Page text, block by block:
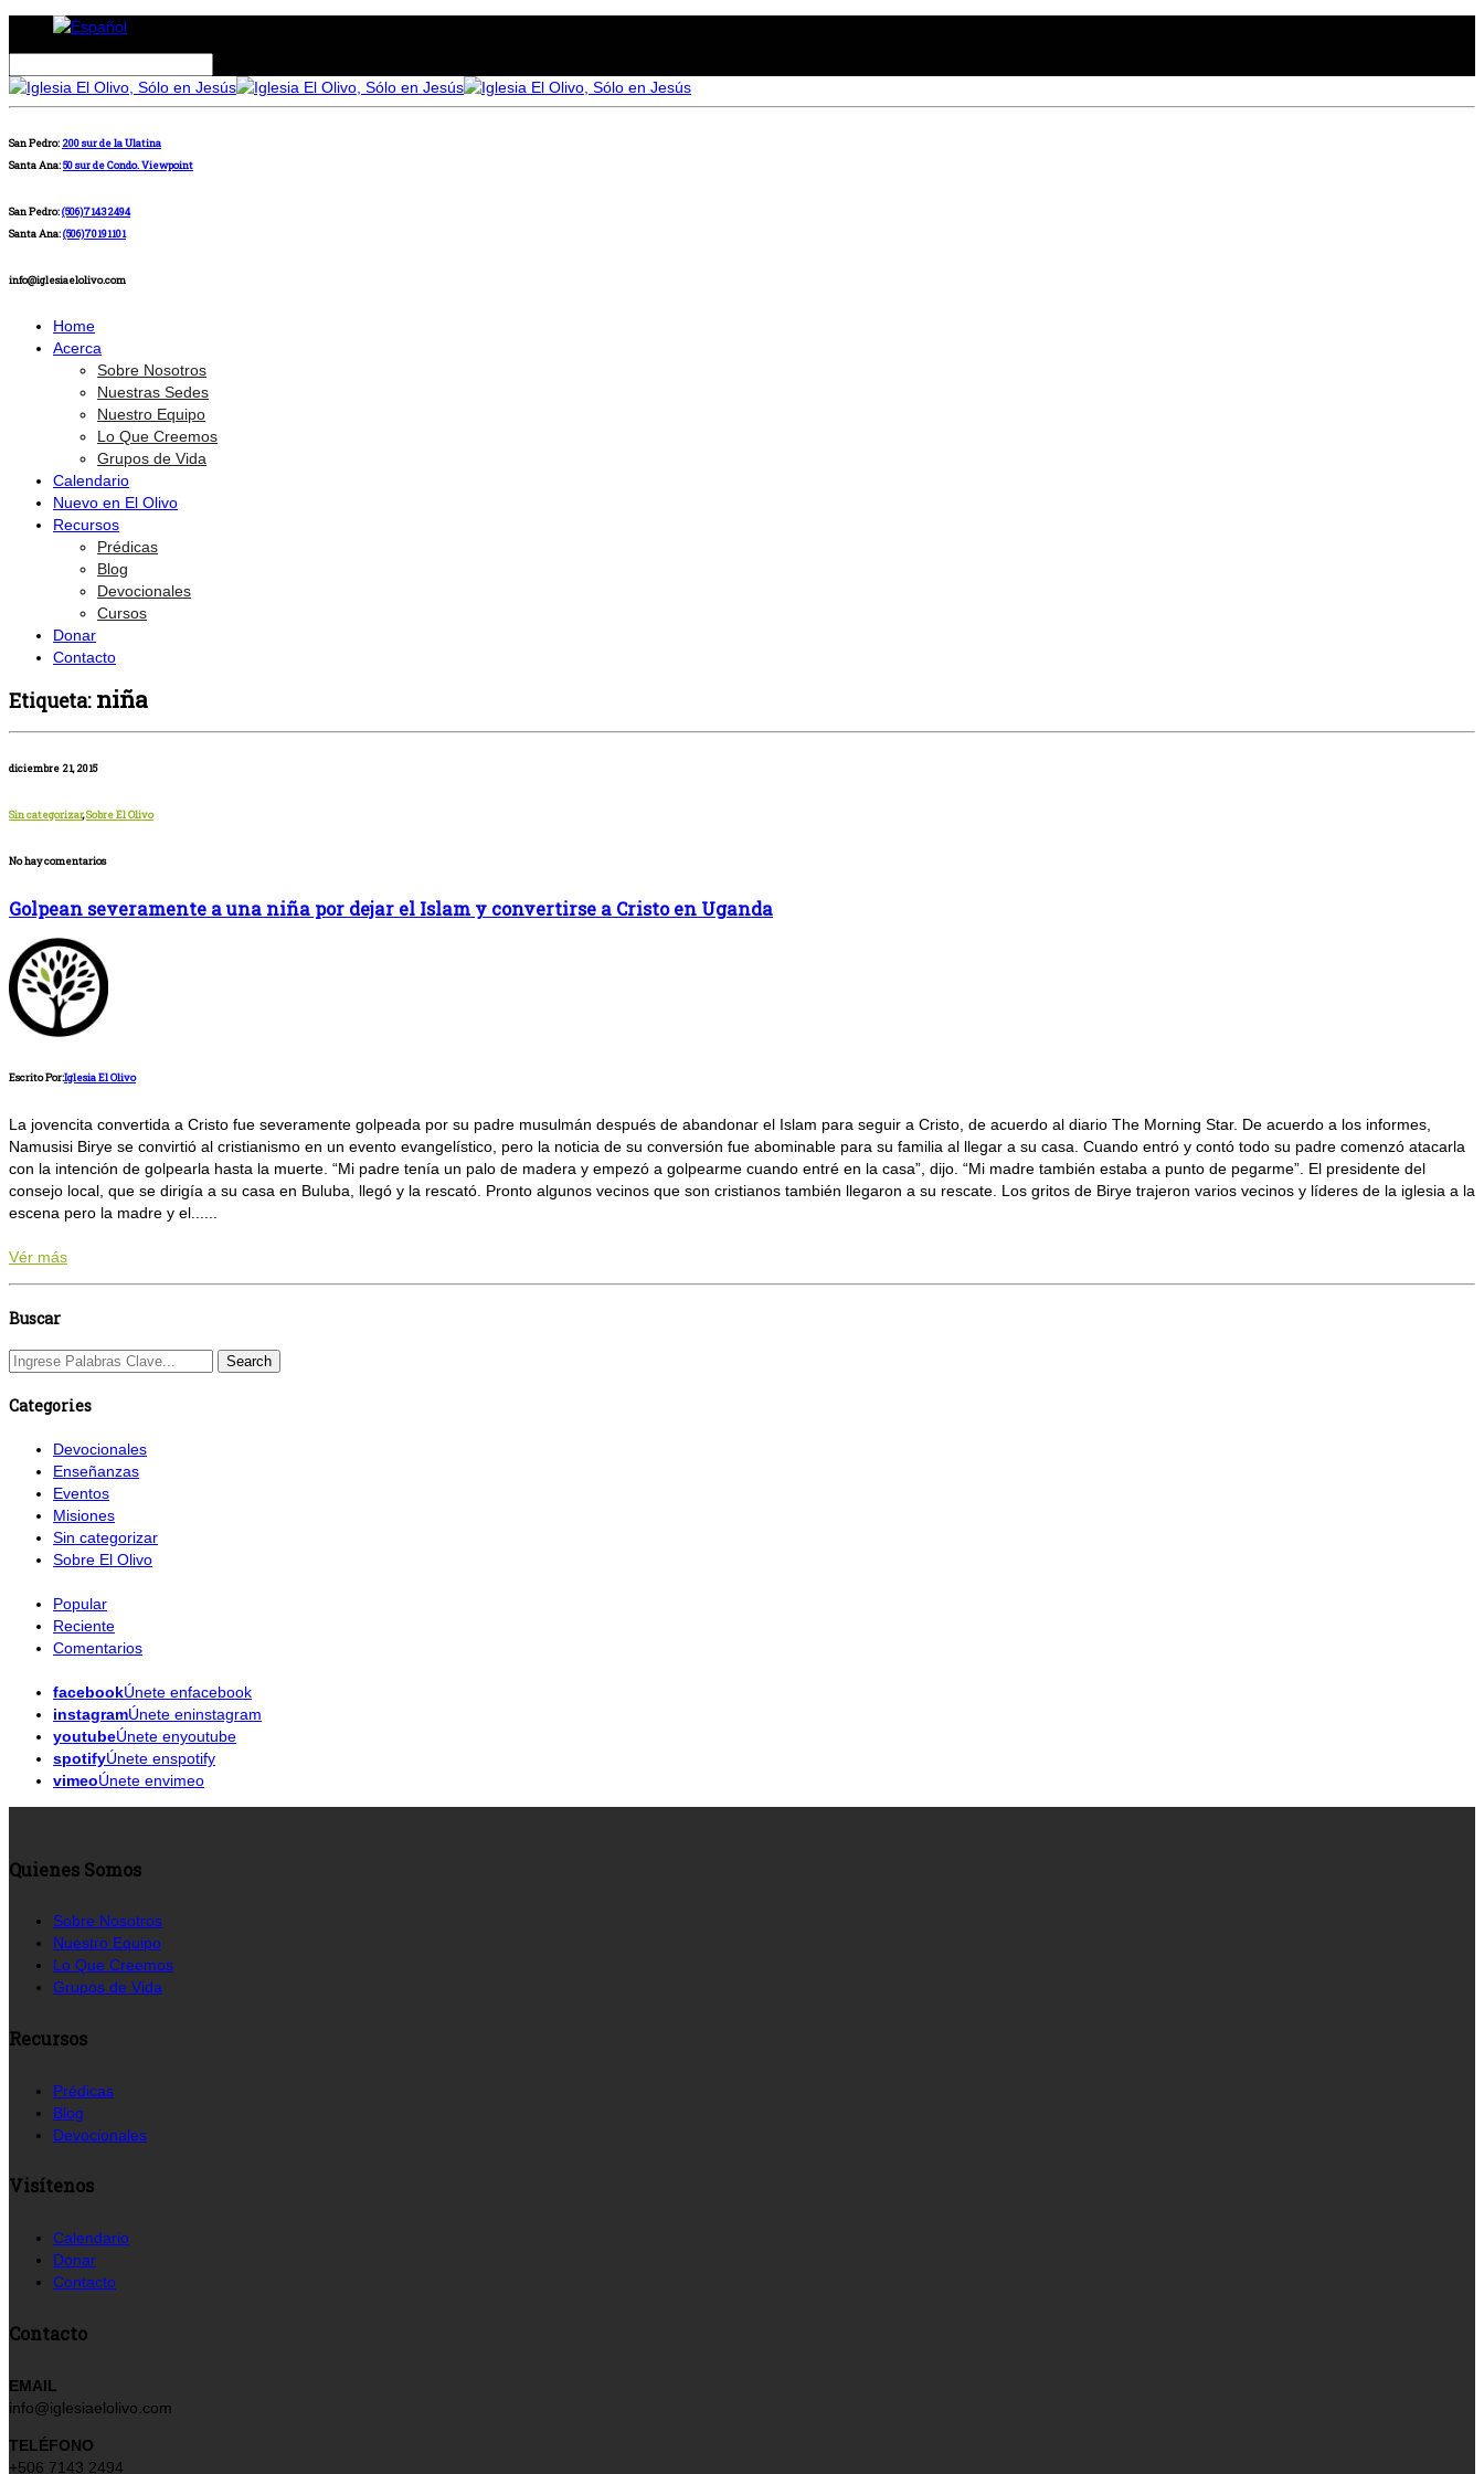
San Pedro: 200 sur de la Ulatina
Santa Ana:50 sur de Condo. Viewpoint
San Pedro:(506)71432494
Santa Ana:(506)70191101
info@iglesiaelolivo.com
Home
Acerca
Sobre Nosotros
Nuestras Sedes
Nuestro Equipo
Lo Que Creemos
Grupos de Vida
Calendario
Nuevo en El Olivo
Recursos
Prédicas
Blog
Devocionales
Cursos
Donar
Contacto
Etiqueta:niña
diciembre 21, 2015
Sin categorizar,Sobre El Olivo
No hay comentarios
Golpean severamente a una niña por dejar el Islam y convertirse a Cristo en Uganda
Escrito Por:Iglesia El Olivo
La jovencita convertida a Cristo fue severamente golpeada por su padre musulmán después de abandonar el Islam para seguir a Cristo, de acuerdo al diario The Morning Star. De acuerdo a los informes,
Namusisi Birye se convirtió al cristianismo en un evento evangelístico, pero la noticia de su conversión fue abominable para su familia al llegar a su casa. Cuando entró y contó todo su padre comenzó atacarla
con la intención de golpearla hasta la muerte. “Mi padre tenía un palo de madera y empezó a golpearme cuando entré en la casa”, dijo. “Mi madre también estaba a punto de pegarme”. El presidente del
consejo local, que se dirigía a su casa en Buluba, llegó y la rescató. Pronto algunos vecinos que son cristianos también llegaron a su rescate. Los gritos de Birye trajeron varios vecinos y líderes de la iglesia a la
escena pero la madre y el......
Vér más
Buscar
Categories
Devocionales
Enseñanzas
Eventos
Misiones
Sin categorizar
Sobre El Olivo
Popular
Reciente
Comentarios
facebookÚnete enfacebook
instagramÚnete eninstagram
youtubeÚnete enyoutube
spotifyÚnete enspotify
vimeoÚnete envimeo
Quienes Somos
Sobre Nosotros
Nuestro Equipo
Lo Que Creemos
Grupos de Vida
Recursos
Prédicas
Blog
Devocionales
Visítenos
Calendario
Donar
Contacto
Contacto
EMAIL
info@iglesiaelolivo.com
TELÉFONO
+506 7143 2494